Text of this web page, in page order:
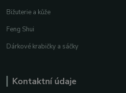
Bižuterie a kůže
Feng Shui
Dárkové krabičky a sáčky
Kontaktní údaje